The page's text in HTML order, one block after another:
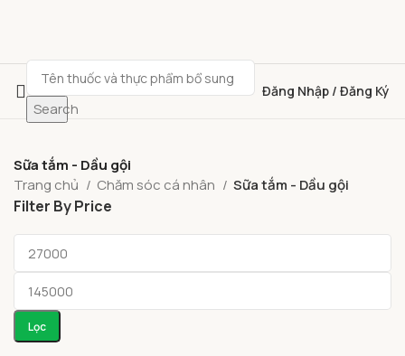
Search
Đăng Nhập / Đăng Ký
Sữa tắm - Dầu gội
Trang chủ
Chăm sóc cá nhân Sữa tắm - Dầu gội
Filter By Price
Lọc